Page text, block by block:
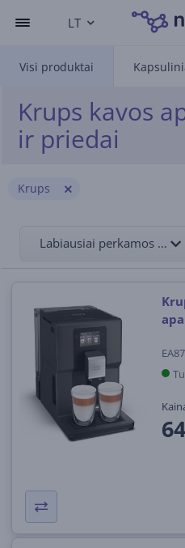
LT
Visi produktai
Krups kavos
ir priedai
Krups
Labiausiai perkamos viršuje